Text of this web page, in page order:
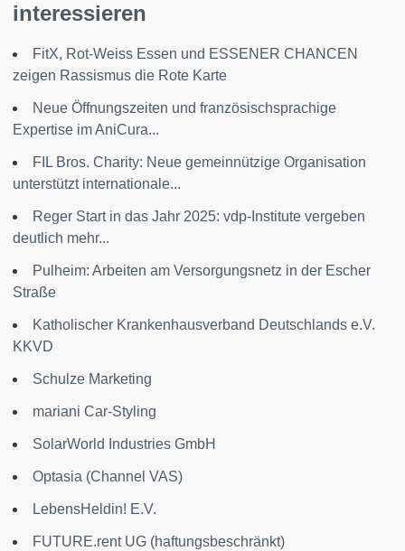
interessieren
FitX, Rot-Weiss Essen und ESSENER CHANCEN
zeigen Rassismus die Rote Karte
Neue Öffnungszeiten und französischsprachige
Expertise im AniCura...
FIL Bros. Charity: Neue gemeinnützige Organisation
unterstützt internationale...
Reger Start in das Jahr 2025: vdp-Institute vergeben
deutlich mehr...
Pulheim: Arbeiten am Versorgungsnetz in der Escher
Straße
Katholischer Krankenhausverband Deutschlands e.V.
KKVD
Schulze Marketing
mariani Car-Styling
SolarWorld Industries GmbH
Optasia (Channel VAS)
LebensHeldin! E.V.
FUTURE.rent UG (haftungsbeschränkt)